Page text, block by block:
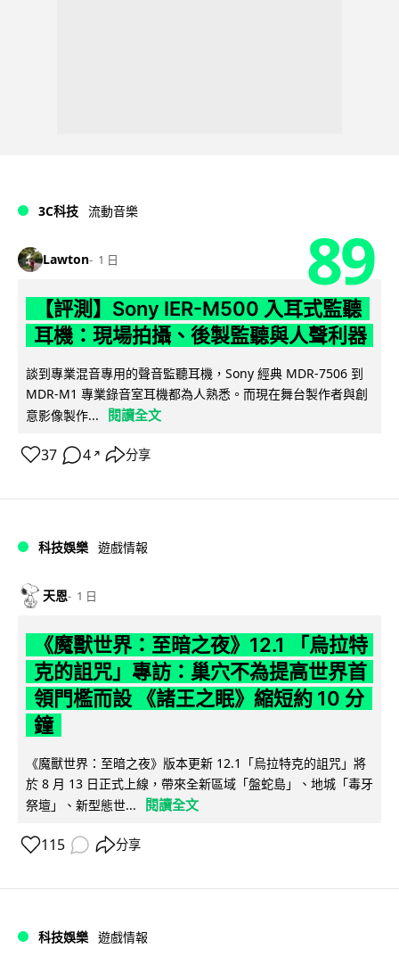
3C科技 流動音樂
Lawton 1 日 89
【評測】Sony IER-M500 入耳式監聽
耳機：現場拍攝、後製監聽與人聲利器
談到專業混音專用的聲音監聽耳機，Sony 經典 MDR-7506 到
MDR-M1 專業錄音室耳機都為人熟悉。而現在舞台製作者與創
意影像製作...
閱讀全文
37 4 ↗ 分享
科技娛樂 遊戲情報
天恩 1 日
《魔獸世界：至暗之夜》12.1 「烏拉特
克的詛咒」專訪：巢穴不為提高世界首
領門檻而設 《諸王之眠》縮短約 10 分
鐘
《魔獸世界：至暗之夜》版本更新 12.1「烏拉特克的詛咒」將
於 8 月 13 日正式上線，帶來全新區域「盤蛇島」、地城「毒牙
祭壇」、新型態世...
閱讀全文
115 分享
科技娛樂 遊戲情報